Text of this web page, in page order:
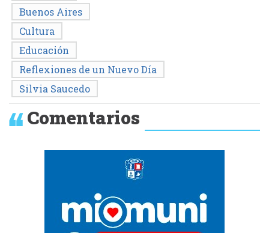
Buenos Aires
Cultura
Educación
Reflexiones de un Nuevo Día
Silvia Saucedo
Comentarios